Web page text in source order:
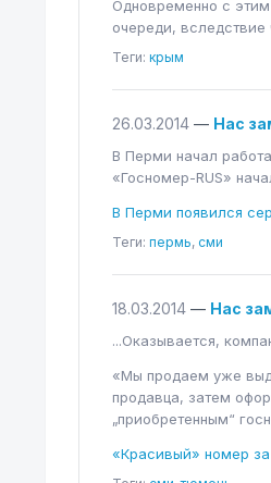
Одновременно с
очереди, вследствие
Теги: крым
26.03.2014 — Нас
В Перми начал
«Госномер-RUS»
В Перми появился
Теги: пермь, сми
18.03.2014 — Нас
...Оказывается,
«Мы продаем уже
продавца, затем
„приобретенным“
«Красивый» номер